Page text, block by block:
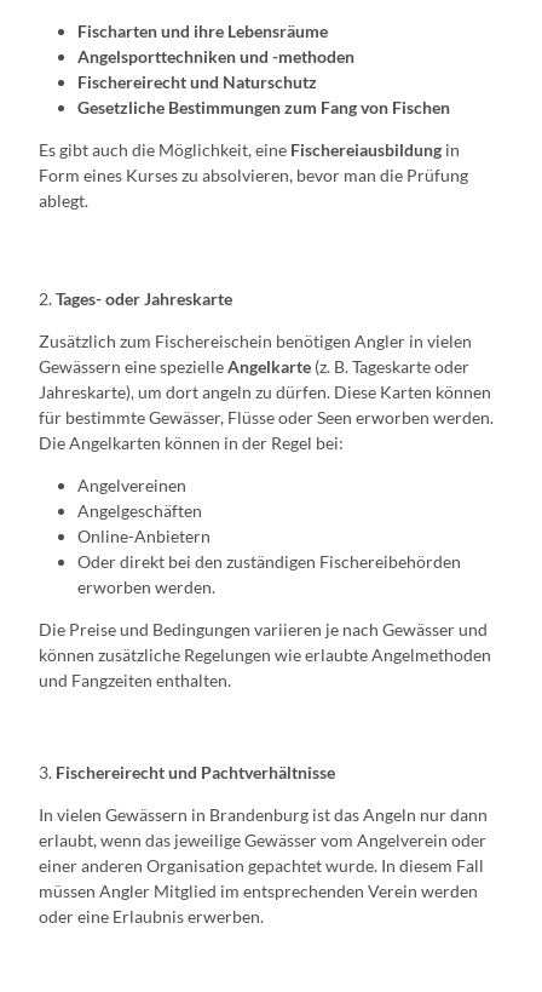
Fischarten und ihre Lebensräume
Angelsporttechniken und -methoden
Fischereirecht und Naturschutz
Gesetzliche Bestimmungen zum Fang von Fischen
Es gibt auch die Möglichkeit, eine Fischereiausbildung in
Form eines Kurses zu absolvieren, bevor man die Prüfung
ablegt.
2.Tages- oder Jahreskarte
Zusätzlich zum Fischereischein benötigen Angler in vielen
Gewässern eine spezielleAngelkarte (z. B. Tageskarte oder
Jahreskarte), um dort angeln zu dürfen. Diese Karten können
für bestimmte Gewässer, Flüsse oder Seen erworben werden.
Die Angelkarten können in der Regel bei:
Angelvereinen
Angelgeschäften
Online-Anbietern
Oder direkt bei den zuständigen Fischereibehörden
erworben werden.
Die Preise und Bedingungen variieren je nach Gewässer und
können zusätzliche Regelungen wie erlaubte Angelmethoden
und Fangzeiten enthalten.
3. Fischereirecht und Pachtverhältnisse
In vielen Gewässern in Brandenburg ist das Angeln nur dann
erlaubt, wenn das jeweilige Gewässer vom Angelverein oder
einer anderen Organisation gepachtet wurde. In diesem Fall
müssen Angler Mitglied im entsprechenden Verein werden
oder eine Erlaubnis erwerben.